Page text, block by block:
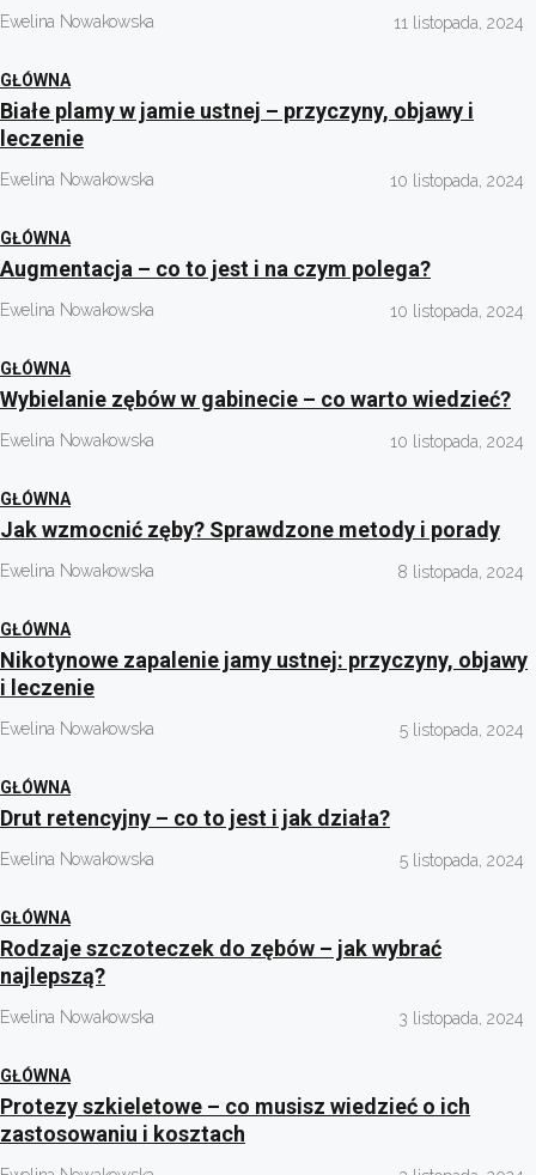
Ewelina Nowakowska 11 listopada, 2024
GŁÓWNA
Białe plamy w jamie ustnej – przyczyny, objawy i
leczenie
Ewelina Nowakowska 10 listopada, 2024
GŁÓWNA
Augmentacja – co to jest i na czym polega?
Ewelina Nowakowska 10 listopada, 2024
GŁÓWNA
Wybielanie zębów w gabinecie – co warto wiedzieć?
Ewelina Nowakowska 10 listopada, 2024
GŁÓWNA
Jak wzmocnić zęby? Sprawdzone metody i porady
Ewelina Nowakowska 8 listopada, 2024
GŁÓWNA
Nikotynowe zapalenie jamy ustnej: przyczyny, objawy
i leczenie
Ewelina Nowakowska 5 listopada, 2024
GŁÓWNA
Drut retencyjny – co to jest i jak działa?
Ewelina Nowakowska 5 listopada, 2024
GŁÓWNA
Rodzaje szczoteczek do zębów – jak wybrać
najlepszą?
Ewelina Nowakowska 3 listopada, 2024
GŁÓWNA
Protezy szkieletowe – co musisz wiedzieć o ich
zastosowaniu i kosztach